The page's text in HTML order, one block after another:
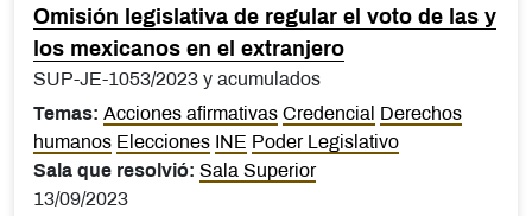
Omisión legislativa de regular el voto de las y
los mexicanos en el extranjero
SUP-JE-1053/2023 y acumulados
Temas: Acciones afirmativas Credencial
Derechos
humanos Elecciones INE Poder Legislativo
Sala que resolvió: Sala Superior
13/09/2023